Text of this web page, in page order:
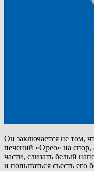
Он заключается не том,
печений «Орео» на спор,
части, слизать белый
и попытаться съесть его